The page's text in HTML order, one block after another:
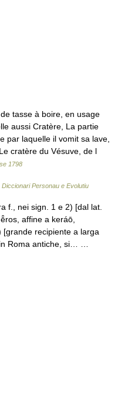
tasse à boire, en usage
aussi Cratère, La partie
par laquelle il vomit sa lave,
cratère du Vésuve, de l
1798
Diccionari Personau e Evolutiu
f., nei sign. 1 e 2) [dal lat.
affine a keráō,
recipiente a larga
Roma antiche, si… …